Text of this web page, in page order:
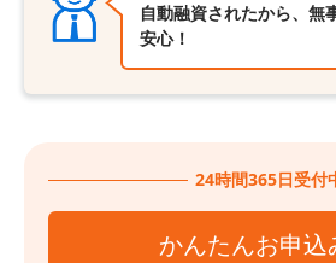
自動融資されたから、無
安心！
24時間365日受付
かんたんお申込